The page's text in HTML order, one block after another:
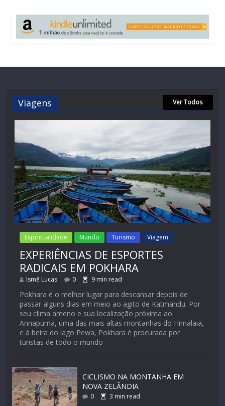
Viagens Ver Todos
Espiritualidade Mundo Turismo Viagem
EXPERIÊNCIAS DE ESPORTES
RADICAIS EM POKHARA
Ismê Lucas 0 9 min read
Pokhara é o melhor lugar para descansar depois de
passar alguns dias em meio ao agito de Katmandu. Por
seu clima ameno e sua localização próxima ao
Annapurna, uma das mais altas montanhas do Himalaia,
e à beira do lago Pewa, Pokhara é procurada por
turistas de todo o mundo
CICLISMO NA MONTANHA EM
NOVA ZELÂNDIA
0 3 min read